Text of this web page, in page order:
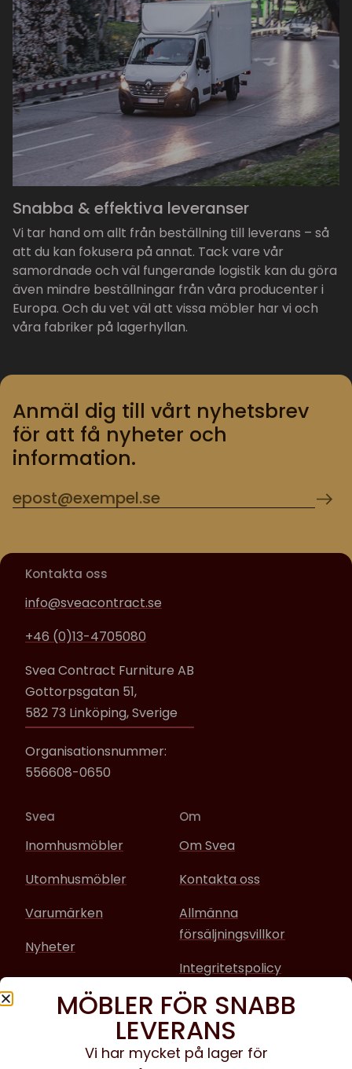
Snabba & effektiva leveranser
Vi tar hand om allt från beställning till leverans – så
att du kan fokusera på annat. Tack vare vår
samordnade och väl fungerande logistik kan du göra
även mindre beställningar från våra producenter i
Europa. Och du vet väl att vissa möbler har vi och
våra fabriker på lagerhyllan.
Anmäl dig till vårt nyhetsbrev
för att få nyheter och
information.
Kontakta oss
info@sveacontract.se
+46 (0)13-4705080
Svea Contract Furniture AB
Gottorpsgatan 51,
582 73 Linköping, Sverige
Organisationsnummer:
556608-0650
Svea
Inomhusmöbler
Utomhusmöbler
Varumärken
Nyheter
Om
Om Svea
Kontakta oss
Allmänna
försäljningsvillkor
Integritetspolicy
Sociala media
Facebook
MÖBLER FÖR SNABB
LEVERANS
Vi har mycket på lager för